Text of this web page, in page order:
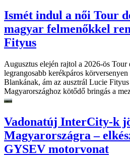
Ismét indul a női Tour
magyar felmenőkkel
Fityus
Augusztus elején rajtol a 2026-ös Tour
legrangosabb kerékpáros
Blankának, ám az ausztrál Lucie
Magyarországhoz kötődő bringás a
Vadonatúj InterCity-k
Magyarországra –
GYSEV motorvonat